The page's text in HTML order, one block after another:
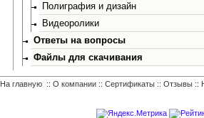
Полиграфия и дизайн
Видеоролики
Ответы на вопросы
Файлы для скачивания
На главную :: О компании :: Сертификаты :: Отзывы ::